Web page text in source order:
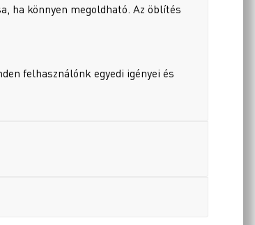
ha könnyen megoldható. Az öblítés
felhasználónk egyedi igényei és